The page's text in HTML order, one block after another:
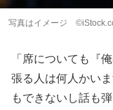
写真はイメージ
「席についても『
張る人は何人かい
もできないし話も